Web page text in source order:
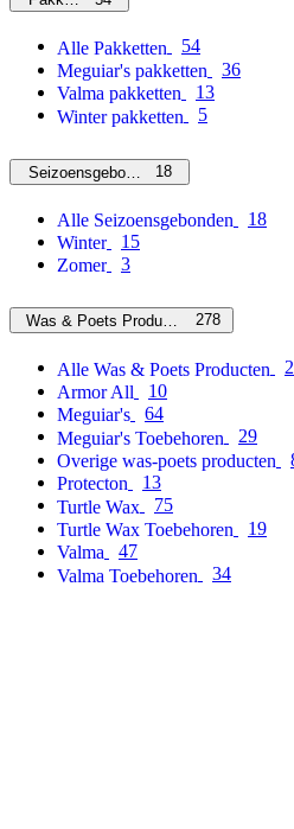
Alle Pakketten
54
Meguiar's pakketten
36
Valma pakketten
13
Winter pakketten
5
Seizoensgebonden18
Alle Seizoensgebonden
18
Winter
15
Zomer
3
Was & Poets Producten 278
Alle Was & Poets Producten
Armor All
10
Meguiar's
64
Meguiar's Toebehoren
29
Overige was-poets producten
Protecton
13
Turtle Wax
75
Turtle Wax Toebehoren
19
Valma
47
Valma Toebehoren
34